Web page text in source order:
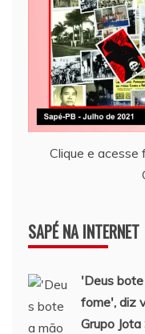
Clique e acesse
SAPÉ NA INTERNET
'Deus
fome', diz
Grupo